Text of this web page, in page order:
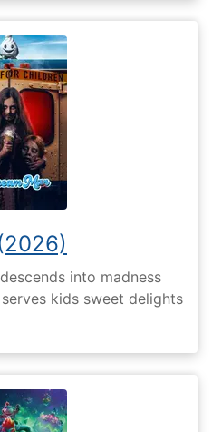
into madness
kids sweet delights